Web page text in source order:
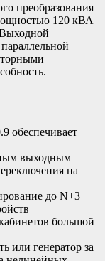
преобразования
120 кВА
обеспечивает
выходным
на
до N+3
большой
или генератор за